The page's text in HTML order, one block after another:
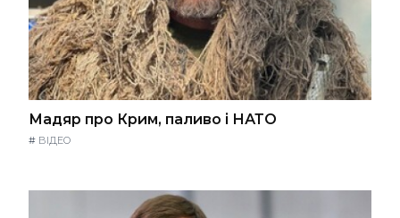
Мадяр про Крим, паливо і НАТО
# ВІДЕО